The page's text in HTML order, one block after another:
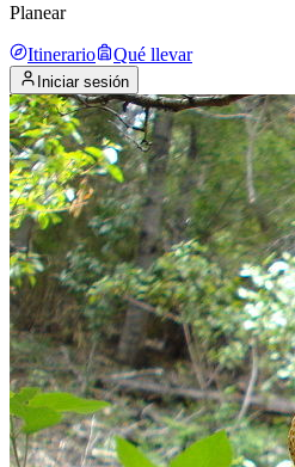
Planear
Itinerario Qué llevar
Iniciar sesión